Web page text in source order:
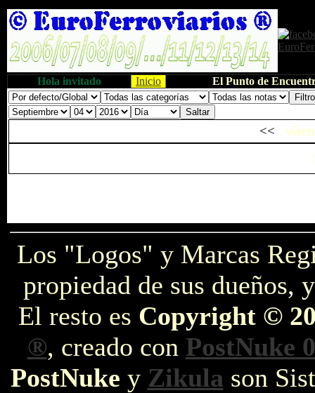
Hola invitado Inicio El Punto de
<<
Los "Logos" y Marcas
propiedad de sus dueños,
El resto es Copyright ©
®, creado con PostNuke
PostNuke y Zikula son